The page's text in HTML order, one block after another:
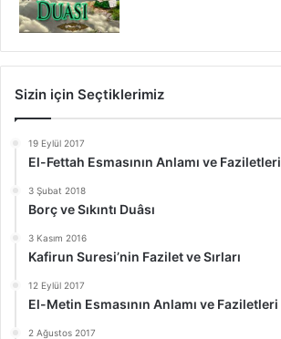
Sizin için Seçtiklerimiz
19 Eylül 2017
El-Fettah Esmasının Anlamı ve Faziletleri
3 Şubat 2018
Borç ve Sıkıntı Duâsı
3 Kasım 2016
Kafirun Suresi’nin Fazilet ve Sırları
12 Eylül 2017
El-Metin Esmasının Anlamı ve Faziletleri
2 Ağustos 2017